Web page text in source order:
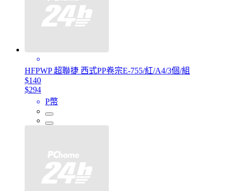
HFPWP 超聯捷 西式PP卷宗E-755/紅/A4/3個/組
$140
$294
P幣